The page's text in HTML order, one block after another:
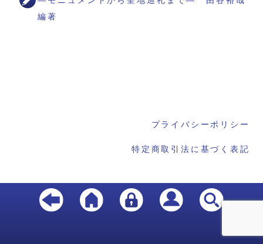
編著
プライバシーポリシー
特定商取引法に基づく表記